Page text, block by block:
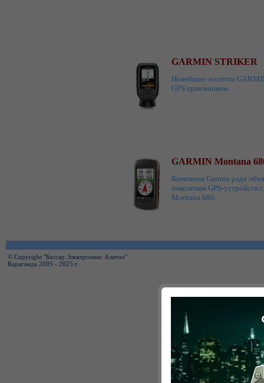
GARMIN STRIKER
Новейшие эхолоты
GPS приемником.
GARMIN Montana
Компания Garmin рада
поколении GPS-устройств
Montana 680.
© Copyright "Бассар Электроникс Алатоо"
Караганда 2005 - 2025 г.